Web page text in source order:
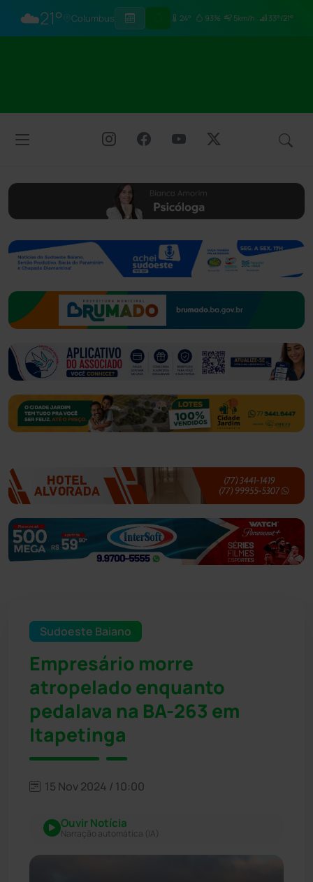
☁️21° Columbus 24° 93% 5km/h 33°/21°
Sudoeste Baiano
Empresário morre
atropelado enquanto
pedalava na BA-263 em
Itapetinga
15 Nov 2024 / 10:00
Ouvir Notícia
Narração automática (IA)